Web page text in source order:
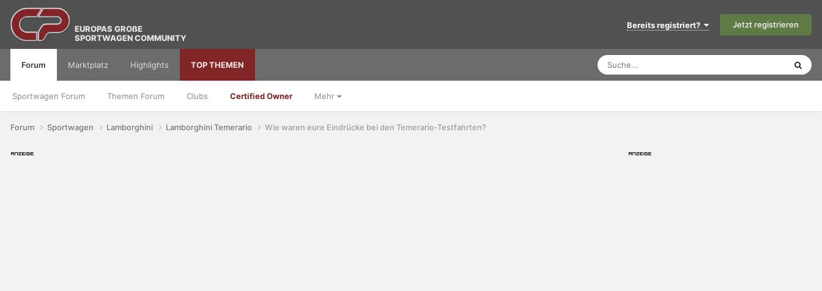
EUROPAS GROßE
SPORTWAGEN COMMUNITY
Bereits registriert? Jetzt registrieren
Forum
Sportwagen Forum Themen Forum Clubs Certified Owner Mehr
Marktplatz Highlights TOP THEMEN
Forum Sportwagen Lamborghini Lamborghini Temerario Wie waren eure Eindrücke bei den Temerario-Testfahrten?